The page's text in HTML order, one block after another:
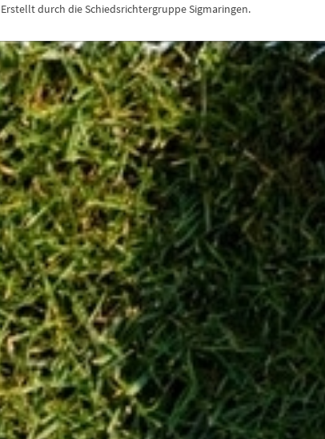
Erstellt durch die Schiedsrichtergruppe Sigmaringen.